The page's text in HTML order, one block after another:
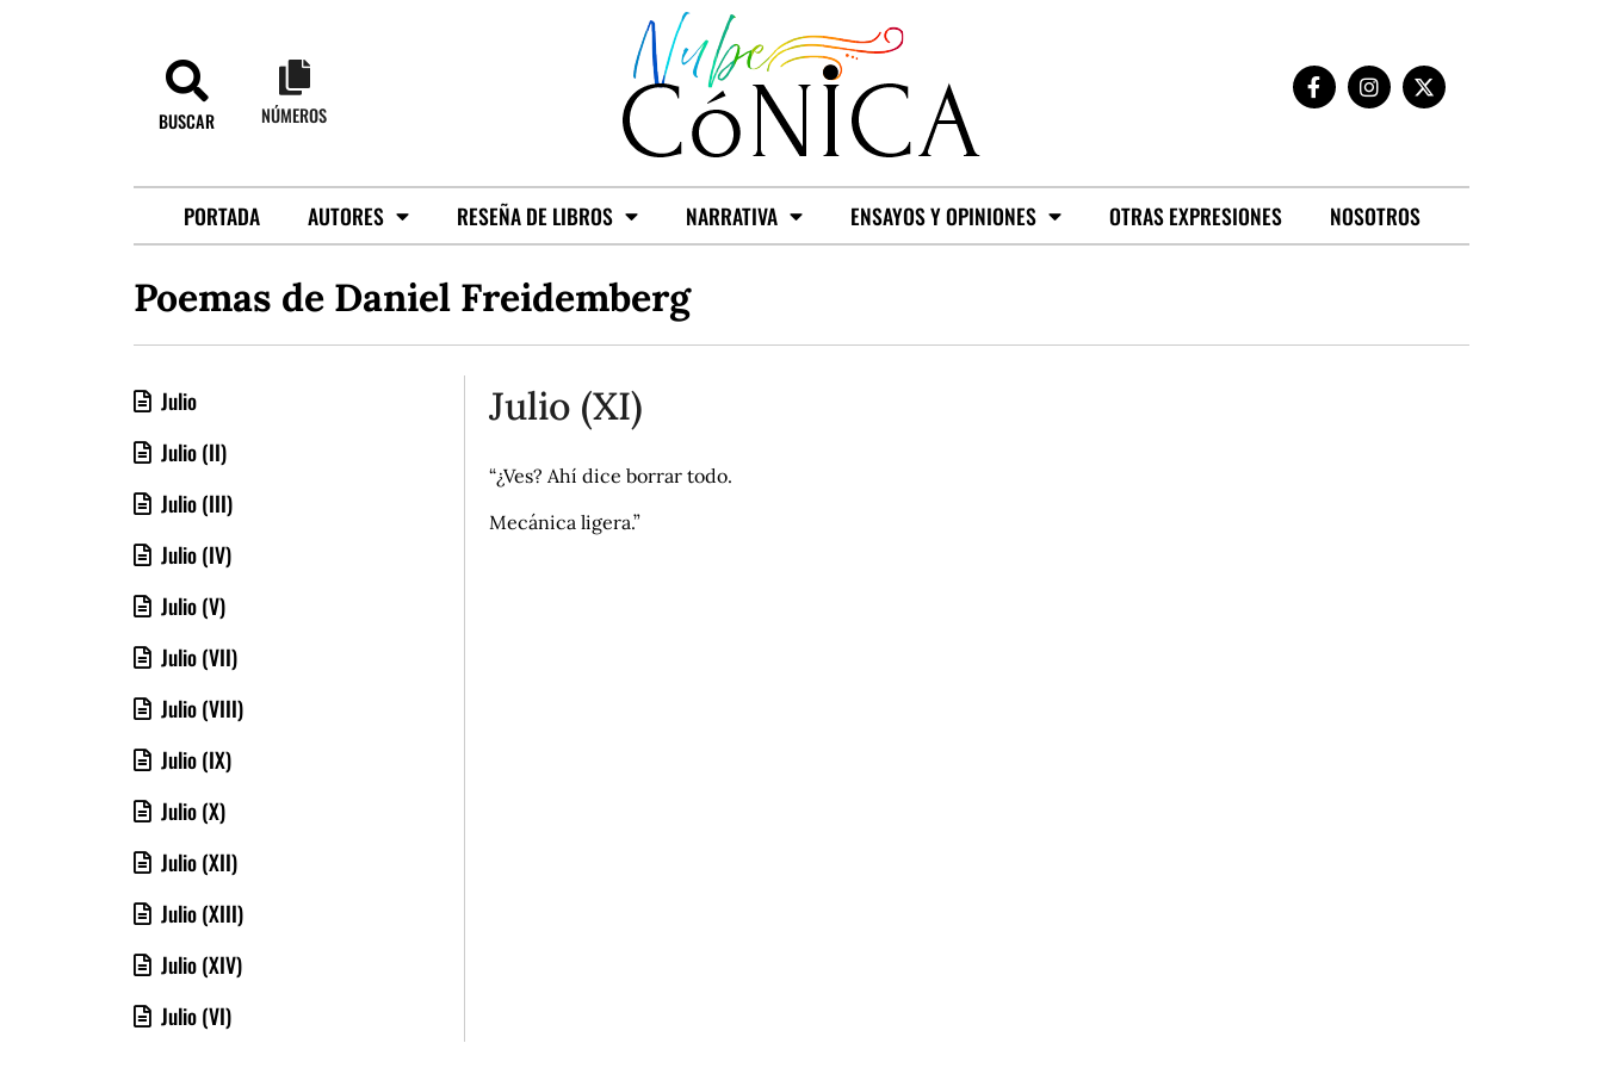
BUSCAR NÚMEROS
PORTADA AUTORES RESEÑA DE LIBROS NARRATIVA ENSAYOS Y OPINIONES OTRAS EXPRESIONES NOSOTROS
Poemas de Daniel Freidemberg
Julio
Julio (II)
Julio (III)
Julio (IV)
Julio (V)
Julio (VII)
Julio (VIII)
Julio (IX)
Julio (X)
Julio (XII)
Julio (XIII)
Julio (XIV)
Julio (VI)
Julio (XI)
“¿Ves? Ahí dice borrar todo.
Mecánica ligera.”